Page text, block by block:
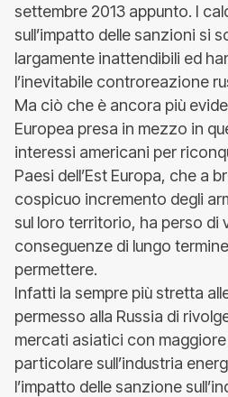
settembre 2013 appunto. I
sull’impatto delle sanzioni si
largamente inattendibili ed
l’inevitabile controreazione
Ma ciò che è ancora più
Europea presa in mezzo in
interessi americani per
Paesi dell’Est Europa, che a
cospicuo incremento degli
sul loro territorio, ha perso di
conseguenze di lungo
permettere.
Infatti la sempre più stretta
permesso alla Russia di
mercati asiatici con
particolare sull’industria
l’impatto delle sanzione